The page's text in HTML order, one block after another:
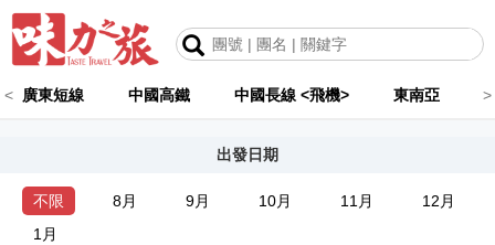
< 廣東短線 中國高鐵 中國長線 <飛機> 東南亞 >
出發日期
不限 8月 9月 10月 11月
12月
1月